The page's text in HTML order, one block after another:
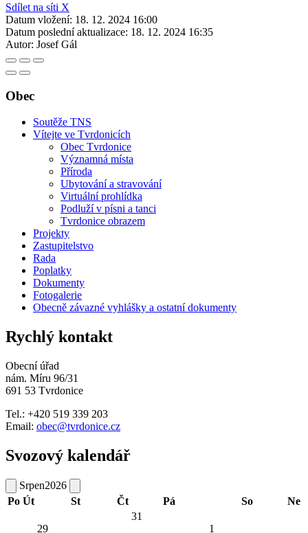
Sdílet na síti X
Datum vložení: 18. 12. 2024 16:00
Datum poslední aktualizace: 18. 12. 2024 16:35
Autor: Josef Gál
Obec
Soutěže TNS
Vítejte ve Tvrdonicích
Obec Tvrdonice
Významná místa
Příroda
Ubytování a stravování
Virtuální prohlídka
Podluží v písni a tanci
Tvrdonice obrazem
Projekty
Zastupitelstvo
Rada
Poplatky
Dokumenty
Fotogalerie
Obecně závazné vyhlášky a ostatní dokumenty
Rychlý kontakt
Obecní úřad
nám. Míru 96/31
691 53 Tvrdonice
Tel.: +420 519 339 203
Email: obec@tvrdonice.cz
Svozový kalendář
Srpen2026
Po Út St Čt Pá So Ne
29
31
1